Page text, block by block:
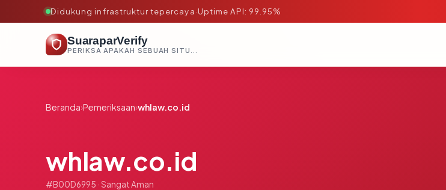
Didukung infrastruktur tepercaya·Uptime API: 99.95%
SuaraparVerify
PERIKSA APAKAH SEBUAH SITUS AMAN, TEPERCAYA, DAN TERVERIFIKASI DALAM HITUNGAN DETIK.
Beranda›Pemeriksaan›whlaw.co.id
whlaw.co.id
#B00D6995 · Sangat Aman